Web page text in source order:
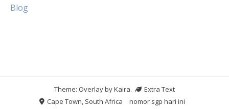
Blog
Theme: Overlay byKaira.
Extra Text
Cape Town, South Africa
nomor sgp hari ini